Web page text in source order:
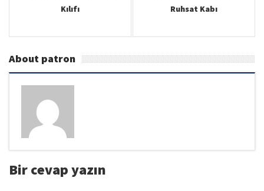
Kılıfı
Ruhsat Kabı
About patron
Bir cevap yazın